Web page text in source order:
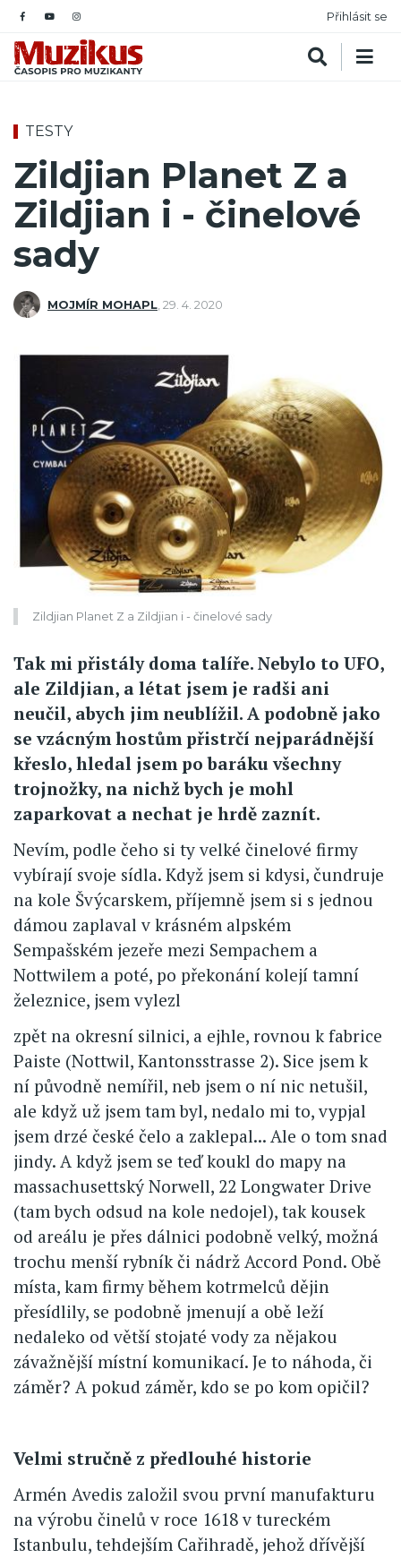
Přihlásit se
TESTY
Zildjian Planet Z a
Zildjian i - činelové
sady
MOJMÍR MOHAPL 29. 4. 2020
Zildjian Planet Z a Zildjian i - činelové sady
Tak mi přistály doma talíře. Nebylo to UFO,
ale Zildjian, a létat jsem je radši ani
neučil, abych jim neublížil. A podobně jako
se vzácným hostům přistrčí nejparádnější
křeslo, hledal jsem po baráku všechny
trojnožky, na nichž bych je mohl
zaparkovat a nechat je hrdě zaznít.
Nevím, podle čeho si ty velké činelové firmy
vybírají svoje sídla. Když jsem si kdysi, čundruje
na kole Švýcarskem, příjemně jsem si s jednou
dámou zaplaval v krásném alpském
Sempašském jezeře mezi Sempachem a
Nottwilem a poté, po překonání kolejí tamní
železnice, jsem vylezl
zpět na okresní silnici, a ejhle, rovnou k fabrice
Paiste (Nottwil, Kantonsstrasse 2). Sice jsem k
ní původně nemířil, neb jsem o ní nic netušil,
ale když už jsem tam byl, nedalo mi to, vypjal
jsem drzé české čelo a zaklepal... Ale o tom snad
jindy. A když jsem se teď koukl do mapy na
massachusettský Norwell, 22 Longwater Drive
(tam bych odsud na kole nedojel), tak kousek
od areálu je přes dálnici podobně velký, možná
trochu menší rybník či nádrž Accord Pond. Obě
místa, kam firmy během kotrmelců dějin
přesídlily, se podobně jmenují a obě leží
nedaleko od větší stojaté vody za nějakou
závažnější místní komunikací. Je to náhoda, či
záměr? A pokud záměr, kdo se po kom opičil?
Velmi stručně z předlouhé historie
Armén Avedis založil svou první manufakturu
na výrobu činelů v roce 1618 v tureckém
Istanbulu, tehdejším Cařihradě, jehož dřívější